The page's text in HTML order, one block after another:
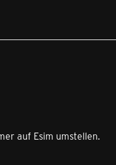
auf Esim umstellen.